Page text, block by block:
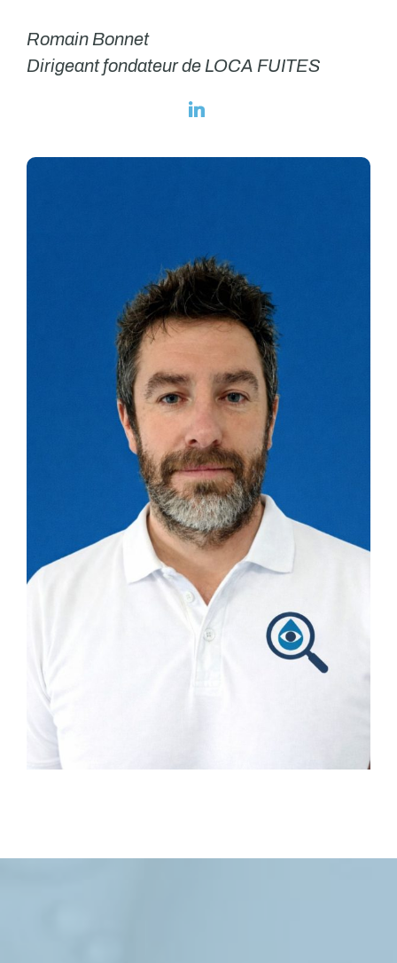
Romain Bonnet
Dirigeant fondateur de LOCA FUITES